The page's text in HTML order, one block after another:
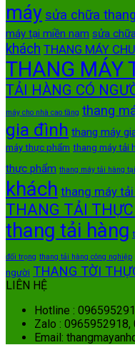
máy sửa chữa
máy tại miền nam sửa
khách THANG MÁY
THANG MÁY
TẢI HÀNG CÓ
máy cho nhà cao tầng thang
gia đình thang máy
máy thực phẩm thang máy tải
thực phẩm thang máy tải hàng
khách thang máy
THANG TẢI
thang tải hàng
đối trọng thang tải hàng công nghiệp
người THANG TỜI
LIÊN HỆ
Hotline :
Zalo :
Email: